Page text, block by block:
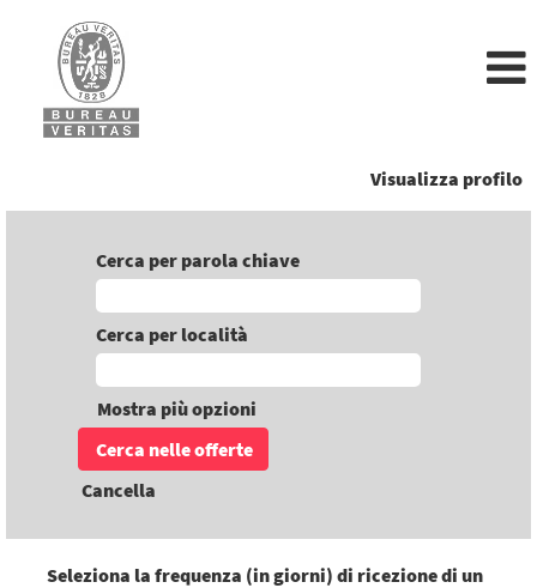
Visualizza profilo
Cerca per parola chiave
Cerca per località
Mostra più opzioni
Cancella
Seleziona la frequenza (in giorni) di ricezione di un